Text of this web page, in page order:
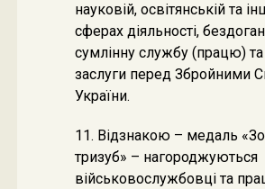
науковій, освітянській та
сферах діяльності,
сумлінну службу (працю) та
заслуги перед Збройними
України.
11. Відзнакою – медаль
тризуб» – нагороджуються
військовослужбовці та